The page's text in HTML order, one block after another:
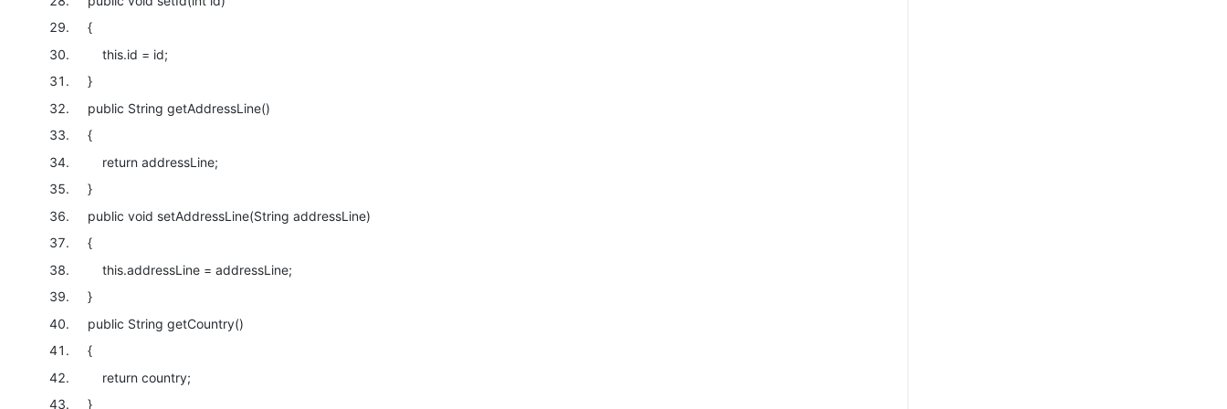
{
this.id = id;
}
public String getAddressLine()
{
return addressLine;
}
public void setAddressLine(String addressLine)
{
this.addressLine = addressLine;
}
public String getCountry()
{
return country;
}